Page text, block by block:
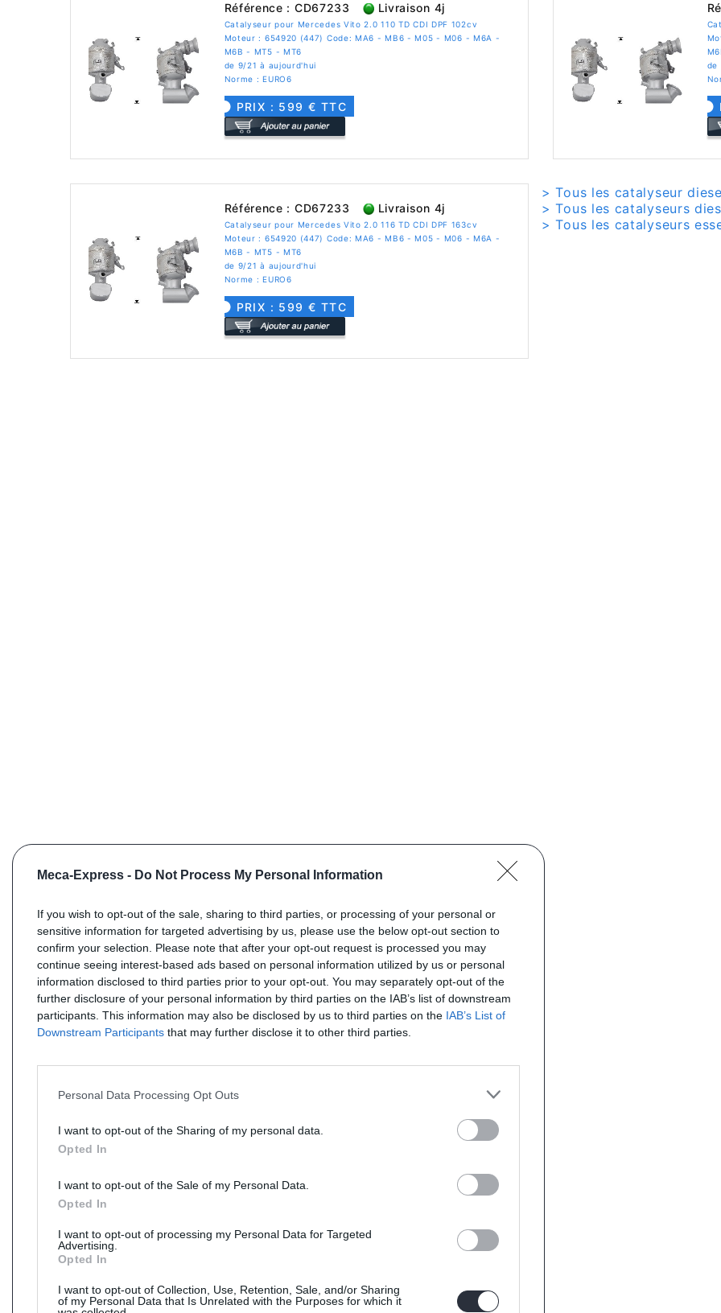
Meca-Express - Do Not Process My Personal Information
If you wish to opt-out of the sale, sharing to third parties, or processing of your personal or
sensitive information for targeted advertising by us, please use the below opt-out section to
confirm your selection. Please note that after your opt-out request is processed you may
continue seeing interest-based ads based on personal information utilized by us or personal
information disclosed to third parties prior to your opt-out. You may separately opt-out of the
further disclosure of your personal information by third parties on the IAB’s list of downstream
participants. This information may also be disclosed by us to third parties on the IAB’s List of
Downstream Participants that may further disclose it to other third parties.
Personal Data Processing Opt Outs
I want to opt-out of the Sharing of my personal data.
Opted In
I want to opt-out of the Sale of my Personal Data.
Opted In
I want to opt-out of processing my Personal Data for Targeted
Advertising.
Opted In
I want to opt-out of Collection, Use, Retention, Sale, and/or Sharing
of my Personal Data that Is Unrelated with the Purposes for which it
Référence : CD67233 Livraison 4j
Catalyseur pour Mercedes Vito 2.0 110 TD CDI DPF 102cv
Moteur : 654920 (447) Code: MA6 - MB6 - M05 - M06 - M6A -
M6B - MT5 - MT6
de 9/21 à aujourd'hui
Norme : EURO6
PRIX : 599 € TTC
de
Référence : CD67233 Livraison 4j
Catalyseur pour Mercedes Vito 2.0 116 TD CDI DPF 163cv
Moteur : 654920 (447) Code: MA6 - MB6 - M05 - M06 - M6A -
M6B - MT5 - MT6
de 9/21 à aujourd'hui
Norme : EURO6
PRIX : 599 € TTC
> Tous les catalyseur
> Tous les catalyseurs
> Tous les catalyseurs